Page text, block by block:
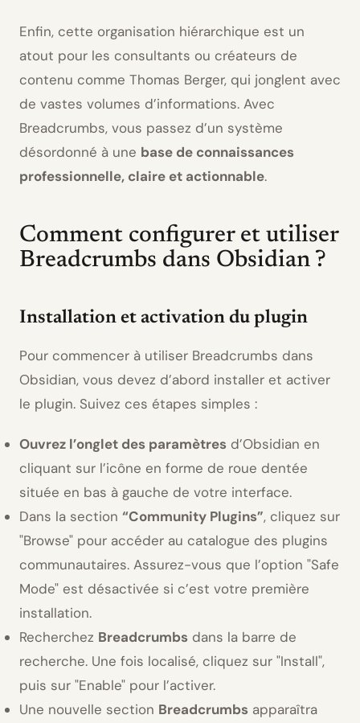
Enfin, cette organisation hiérarchique est un
atout pour les consultants ou créateurs de
contenu comme Thomas Berger, qui jonglent avec
de vastes volumes d’informations. Avec
Breadcrumbs, vous passez d’un système
désordonné à une base de connaissances
professionnelle, claire et actionnable.
Comment configurer et utiliser
Breadcrumbs dans Obsidian ?
Installation et activation du plugin
Pour commencer à utiliser Breadcrumbs dans
Obsidian, vous devez d’abord installer et activer
le plugin. Suivez ces étapes simples :
Ouvrez l’onglet des paramètres d’Obsidian en
cliquant sur l’icône en forme de roue dentée
située en bas à gauche de votre interface.
Dans la section “Community Plugins”, cliquez sur
Browse pour accéder au catalogue des plugins
communautaires. Assurez-vous que l’option Safe
Mode est désactivée si c’est votre première
installation.
Recherchez Breadcrumbs dans la barre de
recherche. Une fois localisé, cliquez sur Install ,
puis sur Enable pour l’activer.
Une nouvelle section Breadcrumbs apparaîtra